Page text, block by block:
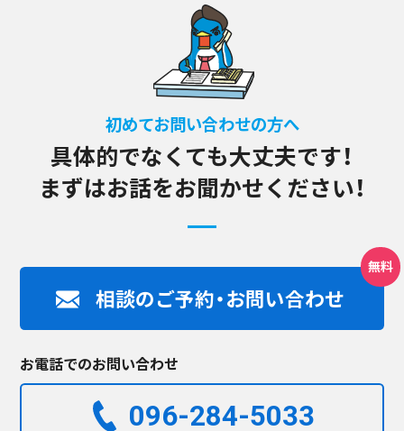
初めてお問い合わせの方へ
具体的でなくても大丈夫です！
まずはお話をお聞かせください！
相談のご予約・お問い合わせ
お電話でのお問い合わせ
096-284-5033​